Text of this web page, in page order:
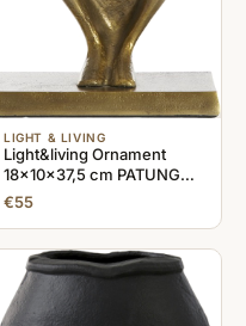
LIGHT & LIVING
Light&living Ornament
18x10x37,5 cm PATUNG
antiek brons
€55